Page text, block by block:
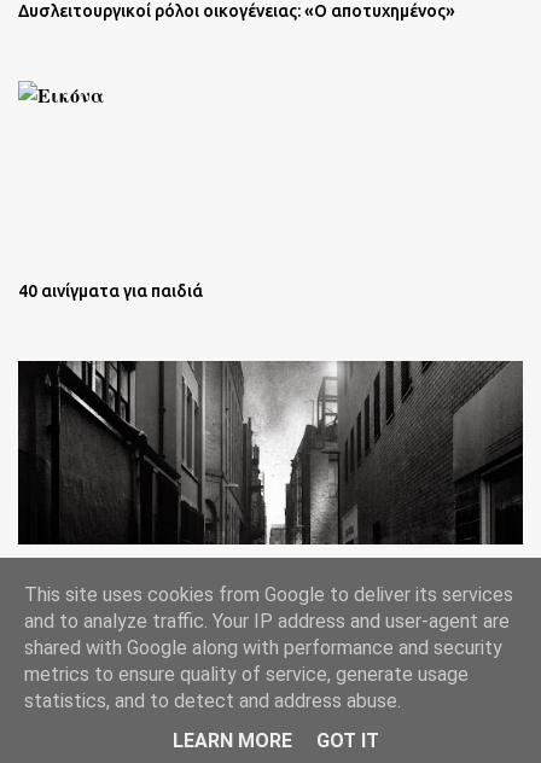
Δυσλειτουργικοί ρόλοι οικογένειας: «Ο αποτυχημένος»
40 αινίγματα για παιδιά
Lee Jeffries
Από το Blogger
This site uses cookies from Google to deliver its services
and to analyze traffic. Your IP address and user-agent are
shared with Google along with performance and security
metrics to ensure quality of service, generate usage
statistics, and to detect and address abuse.
LEARN MORE
GOT IT